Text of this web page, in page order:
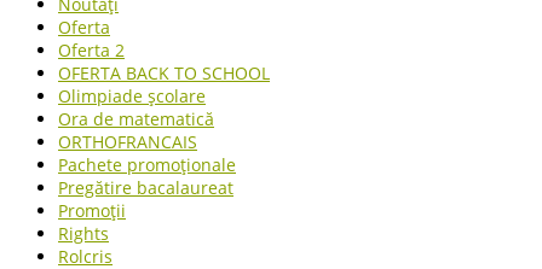
Oferta
Oferta 2
OFERTA BACK TO SCHOOL
Olimpiade școlare
Ora de matematică
ORTHOFRANCAIS
Pachete promoționale
Pregătire bacalaureat
Promoții
Rights
Rolcris